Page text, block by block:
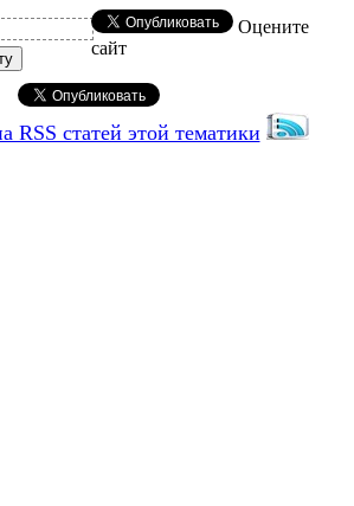
Оцените
сайт
RSS статей этой тематики